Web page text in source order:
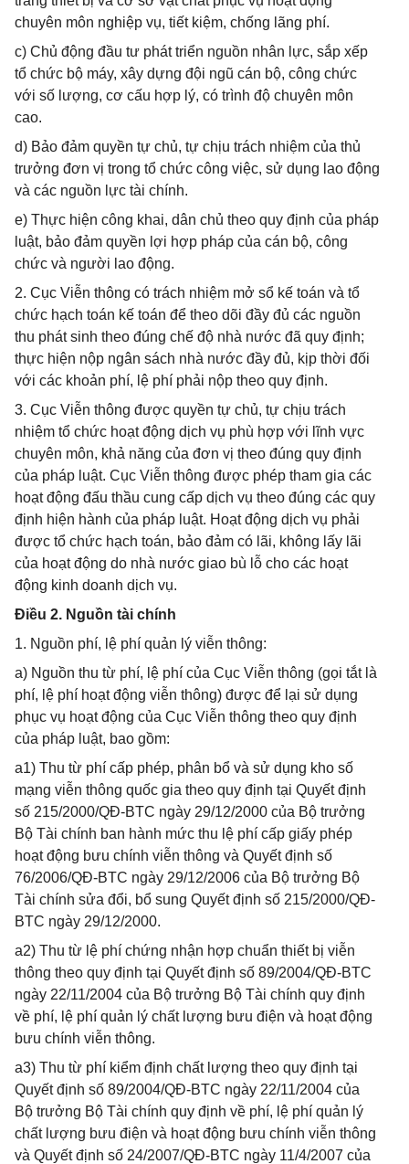
chuyên môn nghiệp vụ, tiết kiệm, chống lãng phí.
c) Chủ động đầu tư phát triển nguồn nhân lực, sắp xếp
tổ chức bộ máy, xây dựng đội ngũ cán bộ, công chức
với số lượng, cơ cấu hợp lý, có trình độ chuyên môn
cao.
d) Bảo đảm quyền tự chủ, tự chịu trách nhiệm của thủ
trưởng đơn vị trong tổ chức công việc, sử dụng lao động
và các nguồn lực tài chính.
e) Thực hiện công khai, dân chủ theo quy định của pháp
luật, bảo đảm quyền lợi hợp pháp của cán bộ, công
chức và người lao động.
2. Cục Viễn thông có trách nhiệm mở sổ kế toán và tổ
chức hạch toán kế toán để theo dõi đầy đủ các nguồn
thu phát sinh theo đúng chế độ nhà nước đã quy định;
thực hiện nộp ngân sách nhà nước đầy đủ, kịp thời đối
với các khoản phí, lệ phí phải nộp theo quy định.
3. Cục Viễn thông được quyền tự chủ, tự chịu trách
nhiệm tổ chức hoạt động dịch vụ phù hợp với lĩnh vực
chuyên môn, khả năng của đơn vị theo đúng quy định
của pháp luật. Cục Viễn thông được phép tham gia các
hoạt động đấu thầu cung cấp dịch vụ theo đúng các quy
định hiện hành của pháp luật. Hoạt động dịch vụ phải
được tổ chức hạch toán, bảo đảm có lãi, không lấy lãi
của hoạt động do nhà nước giao bù lỗ cho các hoạt
động kinh doanh dịch vụ.
Điều 2. Nguồn tài chính
1. Nguồn phí, lệ phí quản lý viễn thông:
a) Nguồn thu từ phí, lệ phí của Cục Viễn thông (gọi tắt là
phí, lệ phí hoạt động viễn thông) được để lại sử dụng
phục vụ hoạt động của Cục Viễn thông theo quy định
của pháp luật, bao gồm:
a1) Thu từ phí cấp phép, phân bổ và sử dụng kho số
mạng viễn thông quốc gia theo quy định tại Quyết định
số 215/2000/QĐ-BTC ngày 29/12/2000 của Bộ trưởng
Bộ Tài chính ban hành mức thu lệ phí cấp giấy phép
hoạt động bưu chính viễn thông và Quyết định số
76/2006/QĐ-BTC ngày 29/12/2006 của Bộ trưởng Bộ
Tài chính sửa đổi, bổ sung Quyết định số 215/2000/QĐ-
BTC ngày 29/12/2000.
a2) Thu từ lệ phí chứng nhận hợp chuẩn thiết bị viễn
thông theo quy định tại Quyết định số 89/2004/QĐ-BTC
ngày 22/11/2004 của Bộ trưởng Bộ Tài chính quy định
về phí, lệ phí quản lý chất lượng bưu điện và hoạt động
bưu chính viễn thông.
a3) Thu từ phí kiểm định chất lượng theo quy định tại
Quyết định số 89/2004/QĐ-BTC ngày 22/11/2004 của
Bộ trưởng Bộ Tài chính quy định về phí, lệ phí quản lý
chất lượng bưu điện và hoạt động bưu chính viễn thông
và Quyết định số 24/2007/QĐ-BTC ngày 11/4/2007 của